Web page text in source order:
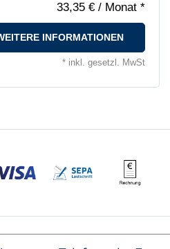
33,35 € / Monat *
INFORMATIONEN
* inkl. gesetzl. MwSt
Visa, SEPA, Rechnung